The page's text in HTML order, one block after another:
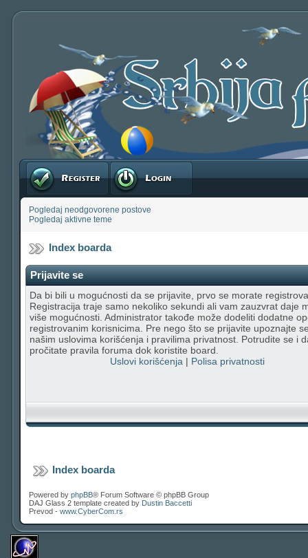
Registruj se Prijavite se
Pogledaj neodgovorene postove
Pogledaj aktivne teme
Index boarda
Prijavite se
Da bi bili u mogućnosti da se prijavite, prvo se morate
Registracija traje samo nekoliko sekundi ali vam zauzvrat daje
više mogućnosti. Administrator takođe može dodeliti dodatne
registrovanim korisnicima. Pre nego što se prijavite upoznajte
našim uslovima korišćenja i pravilima privatnost. Potrudite se i
pročitate pravila foruma dok koristite board.
Uslovi korišćenja | Polisa privatnosti
Index boarda
Powered by phpBB® Forum Software © phpBB Group
DAJ Glass 2 template created by Dustin Baccetti
Prevod - www.CyberCom.rs